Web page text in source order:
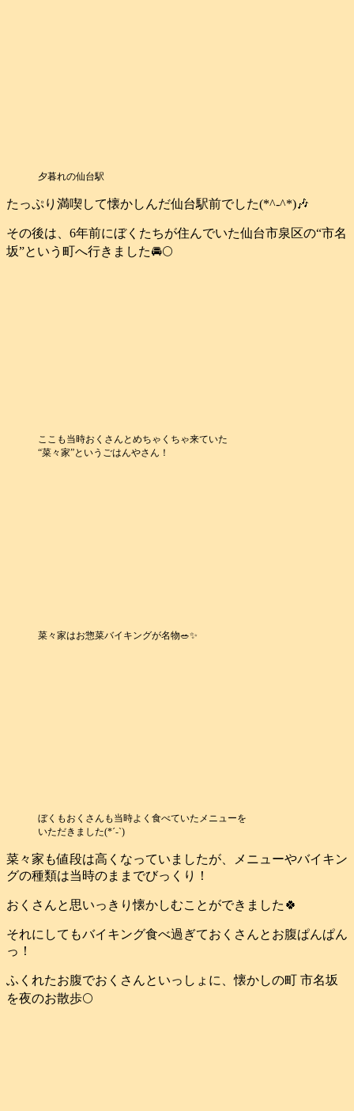
夕暮れの仙台駅
たっぷり満喫して懐かしんだ仙台駅前でした(*^-^*)🎶
その後は、6年前にぼくたちが住んでいた仙台市泉区の“市名
坂”という町へ行きました🚘️🌕️
ここも当時おくさんとめちゃくちゃ来ていた
“菜々家”というごはんやさん！
菜々家はお惣菜バイキングが名物🥗✨
ぼくもおくさんも当時よく食べていたメニューを
いただきました(*´-`)
菜々家も値段は高くなっていましたが、メニューやバイキン
グの種類は当時のままでびっくり！
おくさんと思いっきり懐かしむことができました🍀
それにしてもバイキング食べ過ぎておくさんとお腹ぱんぱん
っ！
ふくれたお腹でおくさんといっしょに、懐かしの町 市名坂
を夜のお散歩🌕️